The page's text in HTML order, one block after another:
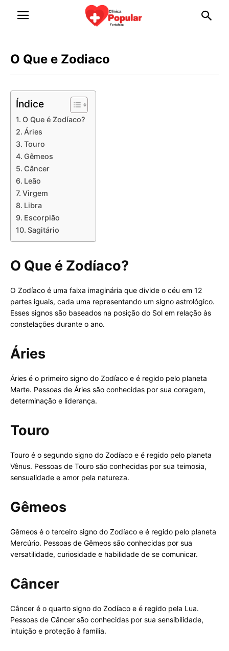
O Que e Zodiaco
Índice
O Que é Zodíaco?
Áries
Touro
Gêmeos
Câncer
Leão
Virgem
Libra
Escorpião
Sagitário
O Que é Zodíaco?
O Zodíaco é uma faixa imaginária que divide o céu em 12
partes iguais, cada uma representando um signo astrológico.
Esses signos são baseados na posição do Sol em relação às
constelações durante o ano.
Áries
Áries é o primeiro signo do Zodíaco e é regido pelo planeta
Marte. Pessoas de Áries são conhecidas por sua coragem,
determinação e liderança.
Touro
Touro é o segundo signo do Zodíaco e é regido pelo planeta
Vênus. Pessoas de Touro são conhecidas por sua teimosia,
sensualidade e amor pela natureza.
Gêmeos
Gêmeos é o terceiro signo do Zodíaco e é regido pelo planeta
Mercúrio. Pessoas de Gêmeos são conhecidas por sua
versatilidade, curiosidade e habilidade de se comunicar.
Câncer
Câncer é o quarto signo do Zodíaco e é regido pela Lua.
Pessoas de Câncer são conhecidas por sua sensibilidade,
intuição e proteção à família.